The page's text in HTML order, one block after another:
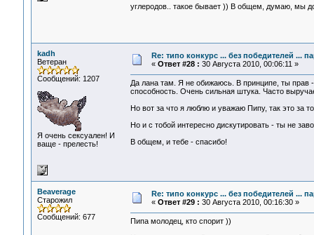
углеродов.. такое бывает )) В общем, думаю, мы
kadh
Ветеран
Сообщений: 1207
Я очень сексуален! И
ваще - прелесть!
Re: типо конкурс ... без победителей ...
« Ответ #28 : 30 Августа 2010, 00:06:11 »
Да лана там. Я не обижаюсь. В принципе, ты прав
способность. Очень сильная штука. Часто
Но вот за что я люблю и уважаю Пипу, так это за
Но и с тобой интересно дискутировать - ты не
В общем, и тебе - спасибо!
Beaverage
Старожил
Сообщений: 677
Re: типо конкурс ... без победителей ...
« Ответ #29 : 30 Августа 2010, 00:16:30 »
Пипа молодец, кто спорит ))